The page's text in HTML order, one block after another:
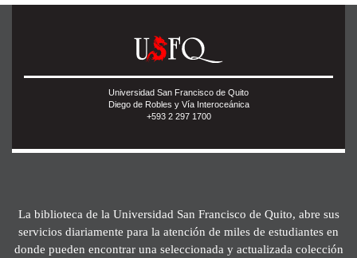
Universidad San Francisco de Quito
Diego de Robles y Vía Interoceánica
+593 2 297 1700
La biblioteca de la Universidad San Francisco de Quito, abre sus
servicios diariamente para la atención de miles de estudiantes en
donde pueden encontrar una seleccionada y actualizada colección